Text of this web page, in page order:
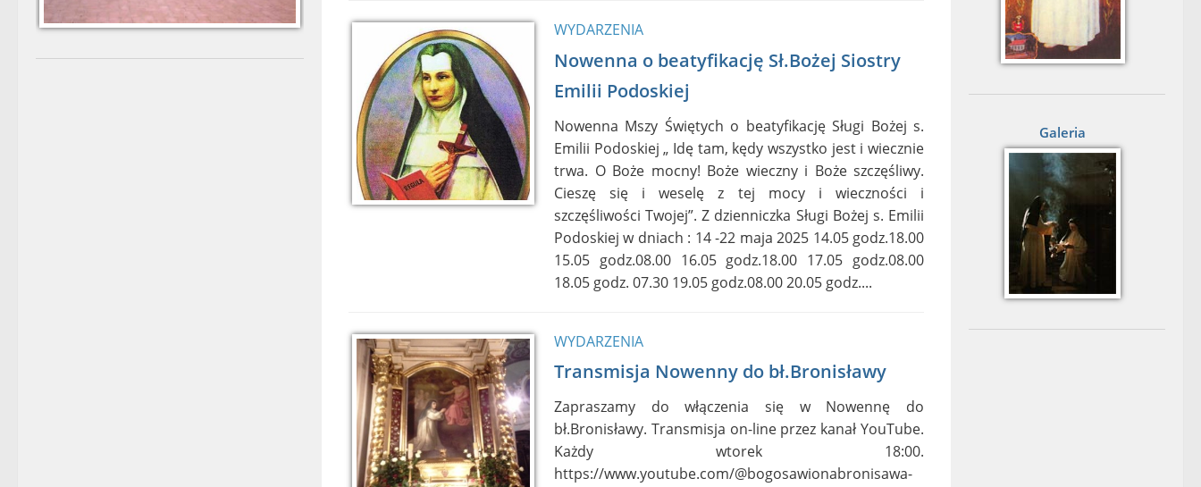
WYDARZENIA
Nowenna o beatyfikację Sł.Bożej Siostry
Emilii Podoskiej
Nowenna Mszy Świętych o beatyfikację Sługi Bożej s.
Emilii Podoskiej „ Idę tam, kędy wszystko jest i wiecznie
trwa. O Boże mocny! Boże wieczny i Boże szczęśliwy.
Cieszę się i weselę z tej mocy i wieczności i
szczęśliwości Twojej”. Z dzienniczka Sługi Bożej s. Emilii
Podoskiej w dniach : 14 -22 maja 2025 14.05 godz.18.00
15.05 godz.08.00 16.05 godz.18.00 17.05 godz.08.00
18.05 godz. 07.30 19.05 godz.08.00 20.05 godz....
WYDARZENIA
Transmisja Nowenny do bł.Bronisławy
Zapraszamy do włączenia się w Nowennę do
bł.Bronisławy. Transmisja on-line przez kanał YouTube.
Każdy wtorek 18:00.
https://www.youtube.com/@bogosawionabronisawa-
Galeria